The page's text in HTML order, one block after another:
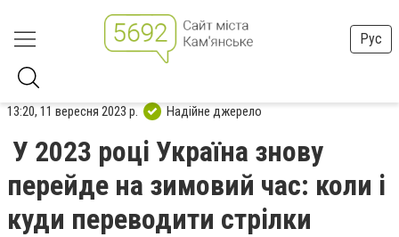
Рус
13:20, 11 вересня 2023 р. Надійне джерело
У 2023 році Україна знову
перейде на зимовий час: коли і
куди переводити стрілки